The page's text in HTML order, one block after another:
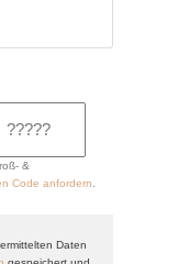
&
Code anfordern
Daten